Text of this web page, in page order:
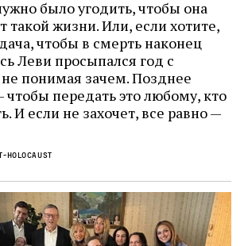
было угодить, чтобы она
такой жизни. Или, если хотите,
чтобы в смерть наконец
Леви просыпался год с
понимая зачем. Позднее
передать это любому, кто
И если не захочет, все равно —
Holocaust